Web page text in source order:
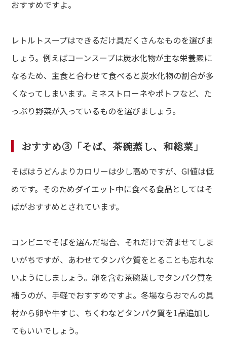
おすすめですよ。
レトルトスープはできるだけ具だくさんなものを選びま
しょう。例えばコーンスープは炭水化物が主な栄養素に
なるため、主食と合わせて食べると炭水化物の割合が多
くなってしまいます。ミネストローネやポトフなど、た
っぷり野菜が入っているものを選びましょう。
おすすめ③「そば、茶碗蒸し、和総菜」
そばはうどんよりカロリーは少し高めですが、GI値は低
めです。そのためダイエット中に食べる食品としてはそ
ばがおすすめとされています。
コンビニでそばを選んだ場合、それだけで済ませてしま
いがちですが、あわせてタンパク質をとることも忘れな
いようにしましょう。卵を含む茶碗蒸しでタンパク質を
補うのが、手軽でおすすめですよ。冬場ならおでんの具
材から卵や牛すじ、ちくわなどタンパク質を1品追加し
てもいいでしょう。